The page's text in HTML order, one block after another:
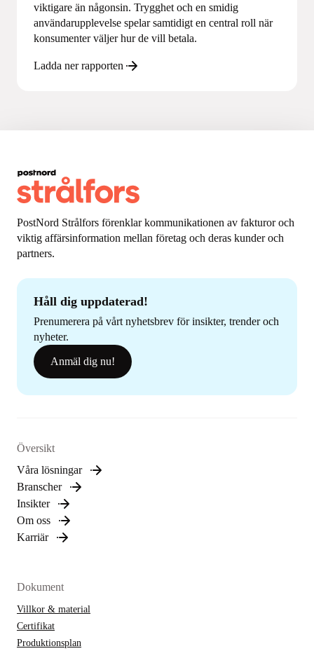
viktigare än någonsin. Trygghet och en smidig
användarupplevelse spelar samtidigt en central roll när
konsumenter väljer hur de vill betala.
Ladda ner rapporten
PostNord Strålfors förenklar kommunikationen av fakturor och
viktig affärsinformation mellan företag och deras kunder och
partners.
Håll dig uppdaterad!
Prenumerera på vårt nyhetsbrev för insikter, trender och
nyheter.
Anmäl dig nu!
Översikt
Våra lösningar
Branscher
Insikter
Om oss
Karriär
Dokument
Villkor & material
Certifikat
Produktionsplan